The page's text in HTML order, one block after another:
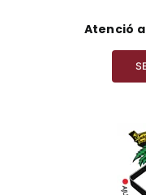
Atenció